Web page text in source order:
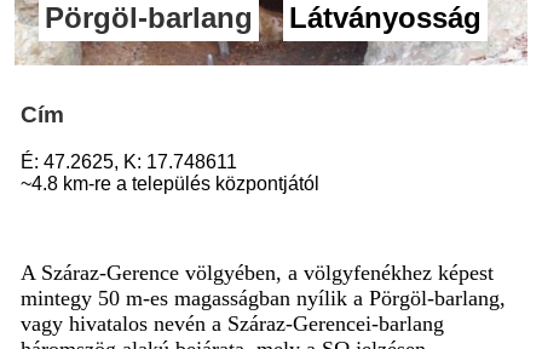
Pörgöl-barlang Látványosság
Cím
É: 47.2625, K: 17.748611
~4.8 km-re a település központjától
A Száraz-Gerence völgyében, a völgyfenékhez képest
mintegy 50 m-es magasságban nyílik a Pörgöl-barlang,
vagy hivatalos nevén a Száraz-Gerencei-barlang